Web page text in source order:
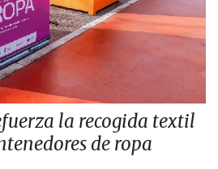
la recogida textil
de ropa